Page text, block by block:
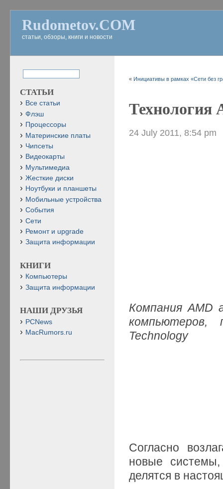
Rudometov.COM
статьи, обзоры, книги и новости
« Инициативы в рамках «Сети без
Технология
24 July 2011, 8:54 pm
Компания AMD
компьютеров,
Technology
Согласно
новые
делятся в
СТАТЬИ
Все статьи
Флэш
Процессоры
Материнские платы
Чипсеты
Видеокарты
Мультимедиа
Жесткие диски
Ноутбуки и планшеты
Мобильные устройства
События
Сети
Ремонт и upgrade
Защита информации
КНИГИ
Компьютеры
Защита информации
НАШИ ДРУЗЬЯ
PCNews
MacRumors.ru